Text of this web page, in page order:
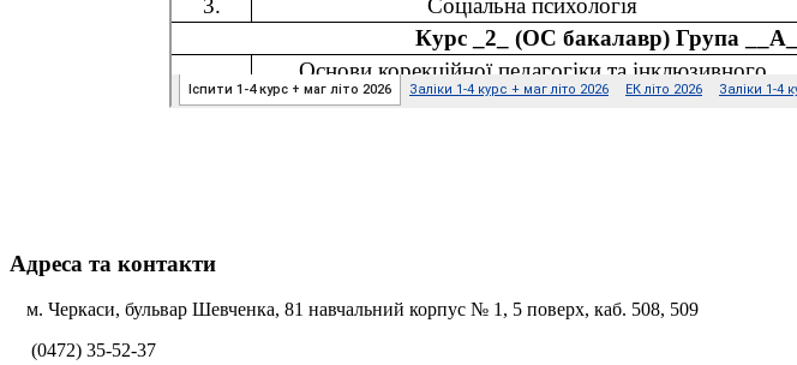
Адреса та контакти
м. Черкаси, бульвар Шевченка, 81 навчальний корпус № 1, 5 поверх, каб. 508, 509
(0472) 35-52-37